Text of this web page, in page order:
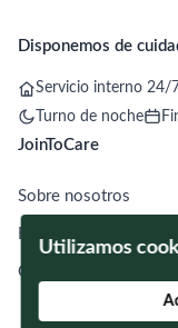
Utilizamos
Disponemos de
Servicio interno 24/7
Turno de noche
JoinToCare
Sobre nosotros
Blog
Contacto